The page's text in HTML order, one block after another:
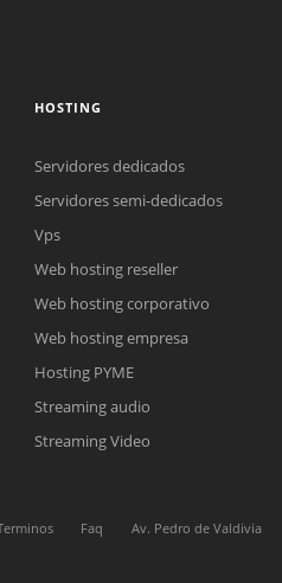
online
correo electrónico con el enlace a
reunión online.
Online
de línea. Complete el formulario
HOSTING
Servidores dedicados
Servidores semi-dedicados
Vps
Web hosting reseller
Web hosting corporativo
Web hosting empresa
Hosting PYME
Streaming audio
Streaming Video
Faq
Av. Pedro de Valdivia